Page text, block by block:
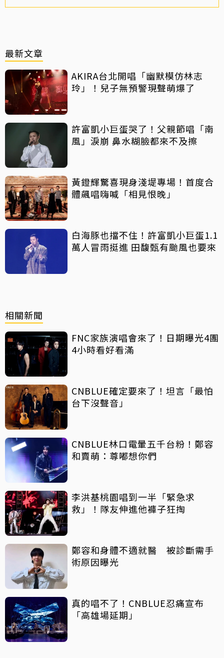
最新文章
AKIRA台北開唱「幽默模仿林志
玲」！兒子無預警現聲萌爆了
許富凱小巨蛋哭了！父親節唱「南
風」淚崩 鼻水糊臉都來不及擦
黃鐙輝驚喜現身淺堤專場！首度合
體飆唱嗨喊「相見恨晚」
白海豚也擋不住！許富凱小巨蛋1.1
萬人冒雨挺進 田馥甄有颱風也要來
相關新聞
FNC家族演唱會來了！日期曝光4團
4小時看好看滿
CNBLUE確定要來了！坦言「最怕
台下沒聲音」
CNBLUE林口電暈五千台粉！鄭容
和賣萌：尊嘟想你們
李洪基桃園唱到一半「緊急求
救」！隊友伸進他褲子狂掏
鄭容和身體不適就醫 被診斷需手
術原因曝光
真的唱不了！CNBLUE忍痛宣布
「高雄場延期」